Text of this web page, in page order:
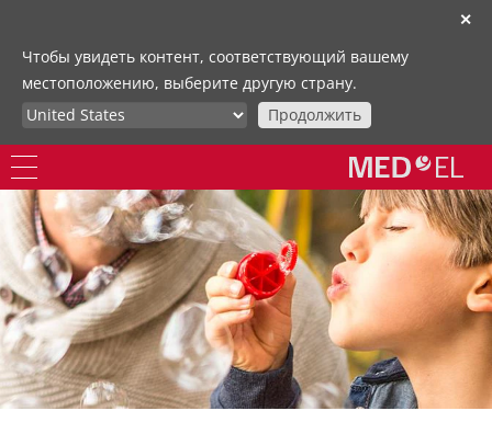
✕
Чтобы увидеть контент, соответствующий вашему
местоположению, выберите другую страну.
Продолжить